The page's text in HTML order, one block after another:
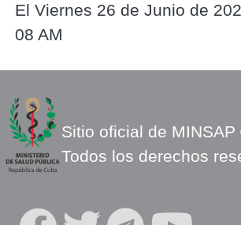
El Viernes 26 de Junio de
08 AM
Sitio oficial de MINSAP
Todos los derechos